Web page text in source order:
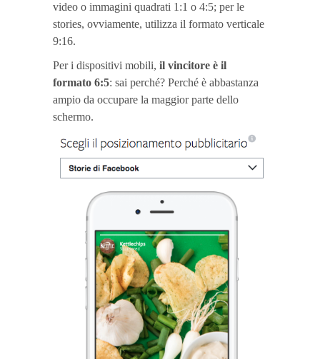
video o immagini quadrati 1:1 o 4:5; per le
stories, ovviamente, utilizza il formato verticale
9:16.
Per i dispositivi mobili, il vincitore è il
formato 6:5: sai perché? Perché è abbastanza
ampio da occupare la maggior parte dello
schermo.